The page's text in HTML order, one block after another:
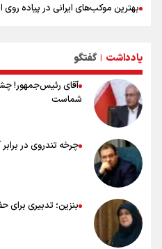
بهترین موکب‌های ایرانی در پیاده روی
۲۰ نکته دوستانه درباره پیاده روی اربعین و عراقی ها
یادداشت | گفتگو
آقای رئیس‌جمهور!
شماست
چرخه تندروی در
بنزین؛ تدبیری برای